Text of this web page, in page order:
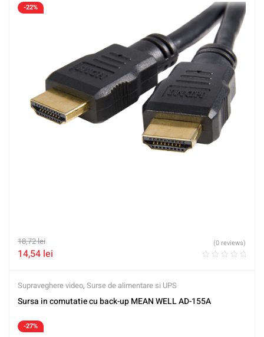
-22%
18,72lei
14,54 lei
(0 reviews)
Supraveghere video, Surse de alimentare si UPS
Sursa in comutatie cu back-up MEAN WELL AD-155A
-27%